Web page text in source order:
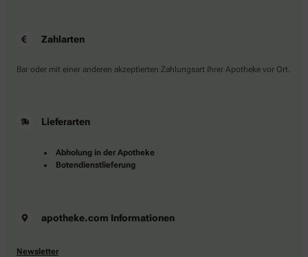
Zahlarten
Bar oder mit einer anderen akzeptierten Zahlungsart Ihrer Apotheke vor Ort.
Lieferarten
Abholung in der Apotheke
Botendienstlieferung
apotheke.com Informationen
Newsletter